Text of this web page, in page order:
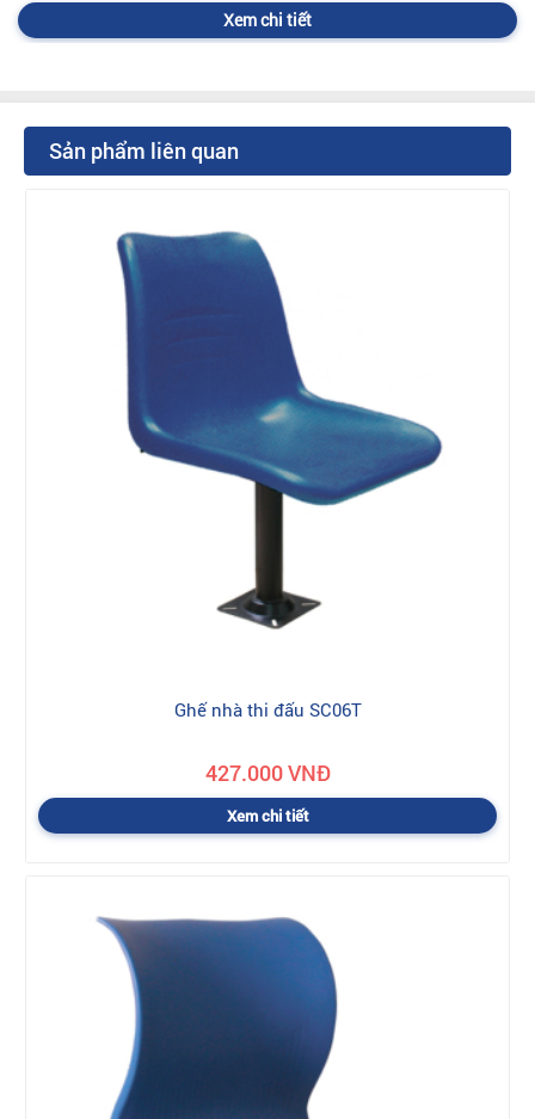
Xem chi tiết
Sản phẩm liên quan
Ghế nhà thi đấu SC06T
427.000 VNĐ
Xem chi tiết